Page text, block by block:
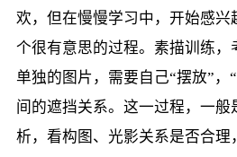
欢，但在慢慢学习中，开始感兴
个很有意思的过程。素描训练，
单独的图片，需要自己“摆放”，
间的遮挡关系。这一过程，一般
析，看构图、光影关系是否合理